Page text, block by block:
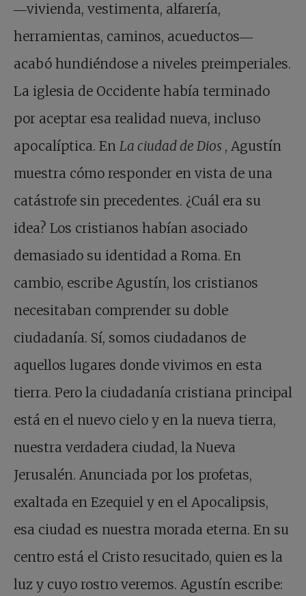
―vivienda, vestimenta, alfarería,
herramientas, caminos, acueductos―
acabó hundiéndose a niveles preimperiales.
La iglesia de Occidente había terminado
por aceptar esa realidad nueva, incluso
apocalíptica. En La ciudad de Dios , Agustín
muestra cómo responder en vista de una
catástrofe sin precedentes. ¿Cuál era su
idea? Los cristianos habían asociado
demasiado su identidad a Roma. En
cambio, escribe Agustín, los cristianos
necesitaban comprender su doble
ciudadanía. Sí, somos ciudadanos de
aquellos lugares donde vivimos en esta
tierra. Pero la ciudadanía cristiana principal
está en el nuevo cielo y en la nueva tierra,
nuestra verdadera ciudad, la Nueva
Jerusalén. Anunciada por los profetas,
exaltada en Ezequiel y en el Apocalipsis,
esa ciudad es nuestra morada eterna. En su
centro está el Cristo resucitado, quien es la
luz y cuyo rostro veremos. Agustín escribe: